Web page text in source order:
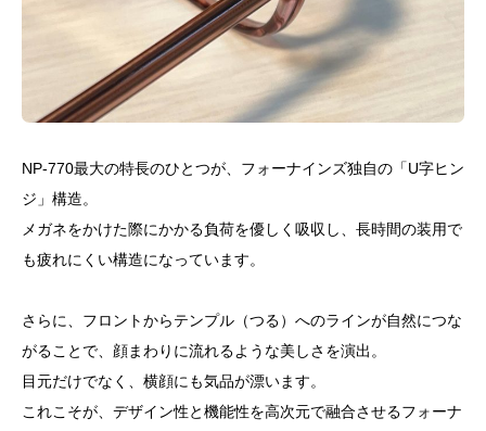
NP-770最大の特長のひとつが、フォーナインズ独自の「U字ヒン
ジ」構造。
メガネをかけた際にかかる負荷を優しく吸収し、長時間の装用で
も疲れにくい構造になっています。
さらに、フロントからテンプル（つる）へのラインが自然につな
がることで、顔まわりに流れるような美しさを演出。
目元だけでなく、横顔にも気品が漂います。
これこそが、デザイン性と機能性を高次元で融合させるフォーナ